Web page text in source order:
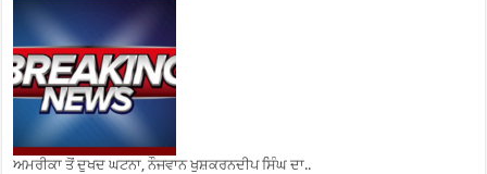
ਅਮਰੀਕਾ ਤੋਂ ਦੁਖਦ ਘਟਨਾ, ਨੌਜਵਾਨ ਖੁਸ਼ਕਰਨਦੀਪ ਸਿੰਘ ਦਾ..